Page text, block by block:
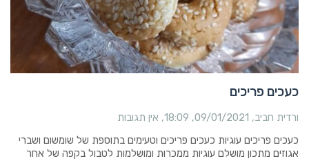
כעכים פריכים
ורדית חביב 09/01/2021
18:09 אין תגובות
כעכים פריכים עוגיות כעכים פריכים וטעימים בתוספת של שומשום ושברי
אגוזים מתכון מושלם עוגיות ממכרות ומושלמות לטבול בקפה של אחר